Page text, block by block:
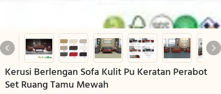
Kerusi Berlengan Sofa Kulit Pu Keratan Perabot
Set Ruang Tamu Mewah